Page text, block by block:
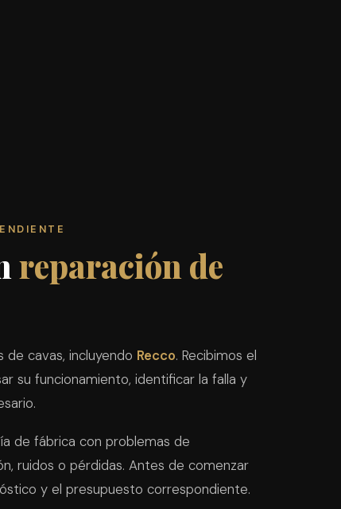
reparación de
cavas, incluyendo Recco. Recibimos el
su funcionamiento, identificar la falla y
de fábrica con problemas de
ruidos o pérdidas. Antes de comenzar
y el presupuesto correspondiente.